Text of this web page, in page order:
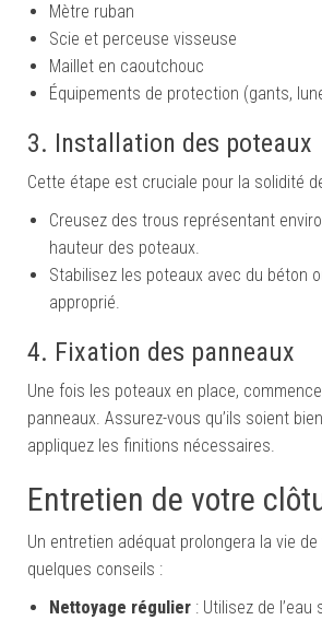
Mètre ruban
Scie et perceuse visseuse
Maillet en caoutchouc
Équipements de protection (gants,
3. Installation des poteaux
Cette étape est cruciale pour la solidité
Creusez des trous représentant
hauteur des poteaux.
Stabilisez les poteaux avec du béton
approprié.
4. Fixation des panneaux
Une fois les poteaux en place,
panneaux. Assurez-vous qu’ils soient
appliquez les finitions nécessaires.
Entretien de votre
Un entretien adéquat prolongera la vie
quelques conseils :
Nettoyage régulier : Utilisez de